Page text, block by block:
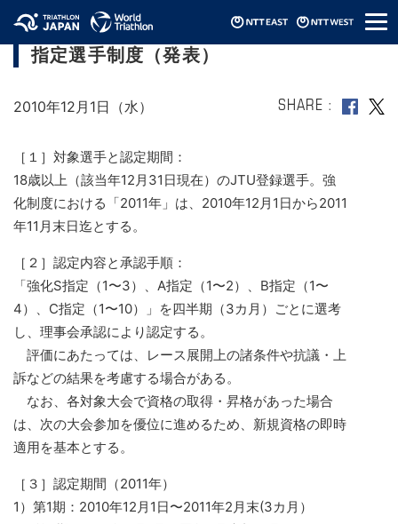
メ
ニ
2011年JTUトライアスロン・エリート強化
指定選手制度（発表）
2010年12月1日（水） SHARE
［１］対象選手と認定期間：
18歳以上（該当年12月31日現在）のJTU登録選手。強
化制度における「2011年」は、2010年12月1日から2011
年11月末日迄とする。
［２］認定内容と承認手順：
「強化S指定（1〜3）、A指定（1〜2）、B指定（1〜
4）、C指定（1〜10）」を四半期（3カ月）ごとに選考
し、理事会承認により認定する。
評価にあたっては、レース展開上の諸条件や抗議・上
訴などの結果を考慮する場合がある。
なお、各対象大会で資格の取得・昇格があった場合
は、次の大会参加を優位に進めるため、新規資格の即時
適用を基本とする。
［３］認定期間（2011年）
1）第1期：2010年12月1日〜2011年2月末(3カ月）